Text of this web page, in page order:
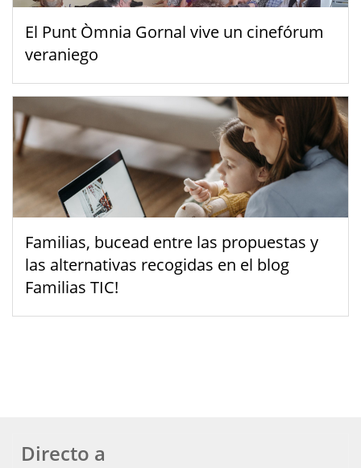
El Punt Òmnia Gornal vive un cinefórum
veraniego
Familias, bucead entre las propuestas y
las alternativas recogidas en el blog
Familias TIC!
Directo a